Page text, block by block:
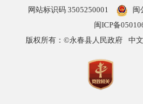
网站标识码 3505250001
闽
闽ICP备
版权所有：©永春县人民政府
中